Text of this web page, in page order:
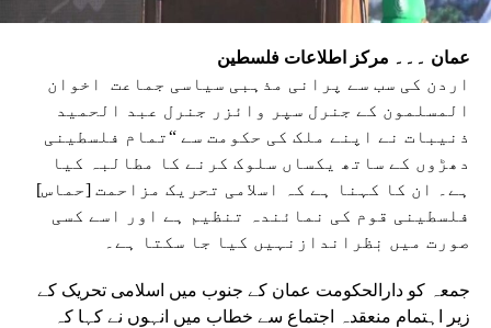
عمان ۔۔۔ مرکز اطلاعات فلسطین
اردن کی سب سے پرانی مذہبی سیاسی جماعت اخوان
المسلمون کے جنرل سپر وائزر جنرل عبد الحمید
ذنیبات نے اپنے ملک کی حکومت سے “تمام فلسطینی
دھڑوں کے ساتھ یکساں سلوک کرنے کا مطالبہ کیا
ہے۔ ان کا کہنا ہے کہ اسلامی تحریک مزاحمت [حماس]
فلسطینی قوم کی نمائندہ تنظیم ہے اور اسے کسی
صورت میں نٖظراندازنہیں کیا جا سکتا ہے۔
جمعہ کو دارالحکومت عمان کے جنوب میں اسلامی تحریک کے
زیر اہتمام منعقدہ اجتماع سے خطاب میں انہوں نے کہا کہ